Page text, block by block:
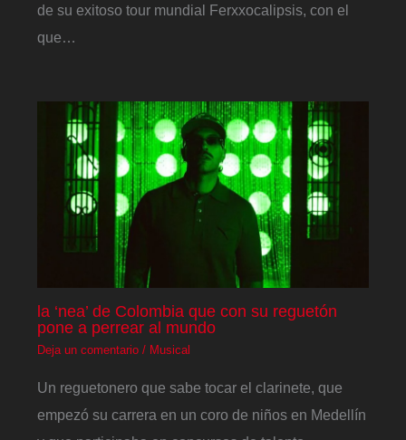
de su exitoso tour mundial Ferxxocalipsis, con el
que…
la ‘nea’ de Colombia que con su reguetón
pone a perrear al mundo
Deja un comentario / Musical
Un reguetonero que sabe tocar el clarinete, que
empezó su carrera en un coro de niños en Medellín